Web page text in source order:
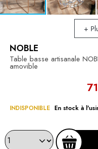
+
NOBLE
Table basse artisanale
amovible
INDISPONIBLE En stock à